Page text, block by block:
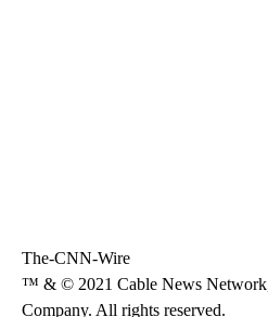
The-CNN-Wire
™ & © 2021 Cable News
Company. All rights reserved.